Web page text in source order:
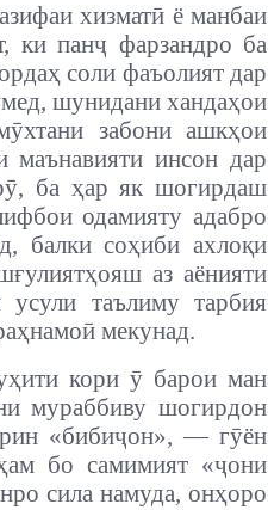
хизматӣ ё манбаи
ки панҷ фарзандро ба
соли фаъолият дар
шунидани хандаҳои
забони ашкҳои
инсон дар
ба ҳар як шогирдаш
одамияту адабро
балки соҳиби ахлоқи
аз аёнияти
таълиму тарбия
мекунад.
кори ӯ барои ман
мураббиву шогирдон
«бибиҷон», — гӯён
бо самимият «ҷони
сила намуда, онҳоро